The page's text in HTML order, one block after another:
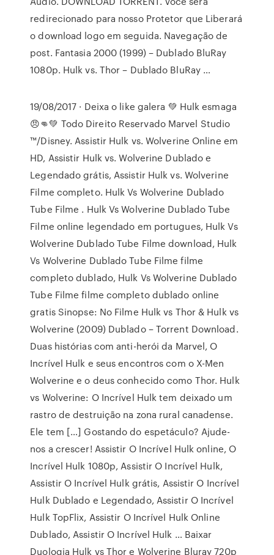
redirecionado para nosso Protetor que Liberará
o download logo em seguida. Navegação de
post. Fantasia 2000 (1999) – Dublado BluRay
1080p. Hulk vs. Thor – Dublado BluRay …
19/08/2017 · Deixa o like galera 💚 Hulk esmaga
😠👊💚 Todo Direito Reservado Marvel Studio
™/Disney. Assistir Hulk vs. Wolverine Online em
HD, Assistir Hulk vs. Wolverine Dublado e
Legendado grátis, Assistir Hulk vs. Wolverine
Filme completo. Hulk Vs Wolverine Dublado
Tube Filme . Hulk Vs Wolverine Dublado Tube
Filme online legendado em portugues, Hulk Vs
Wolverine Dublado Tube Filme download, Hulk
Vs Wolverine Dublado Tube Filme filme
completo dublado, Hulk Vs Wolverine Dublado
Tube Filme filme completo dublado online
gratis Sinopse: No Filme Hulk vs Thor & Hulk vs
Wolverine (2009) Dublado – Torrent Download.
Duas histórias com anti-herói da Marvel, O
Incrível Hulk e seus encontros com o X-Men
Wolverine e o deus conhecido como Thor. Hulk
vs Wolverine: O Incrível Hulk tem deixado um
rastro de destruição na zona rural canadense.
Ele tem […] Gostando do espetáculo? Ajude-
nos a crescer! Assistir O Incrível Hulk online, O
Incrível Hulk 1080p, Assistir O Incrível Hulk,
Assistir O Incrível Hulk grátis, Assistir O Incrível
Hulk Dublado e Legendado, Assistir O Incrível
Hulk TopFlix, Assistir O Incrível Hulk Online
Dublado, Assistir O Incrível Hulk … Baixar
Duologia Hulk vs Thor e Wolverine Bluray 720p